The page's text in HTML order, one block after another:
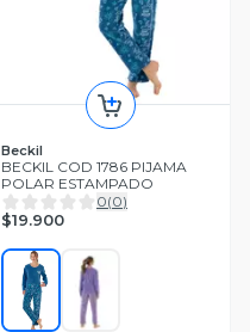
Beckil
BECKIL COD 1786 PIJAMA
POLAR ESTAMPADO
0(0)
$19.900